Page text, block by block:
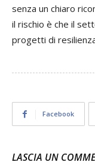
senza un chiaro
il rischio è che il
progetti di
Facebook
LASCIA UN